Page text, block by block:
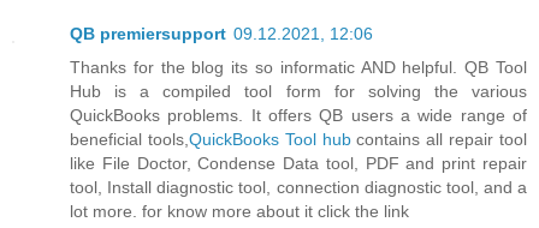
QB premiersupport 09.12.2021, 12:06
Thanks for the blog its so informatic AND helpful. QB Tool
Hub is a compiled tool form for solving the various
QuickBooks problems. It offers QB users a wide range of
beneficial tools, QuickBooks Tool hubcontains all repair tool
like File Doctor, Condense Data tool, PDF and print repair
tool, Install diagnostic tool, connection diagnostic tool, and a
lot more. for know more about it click the link